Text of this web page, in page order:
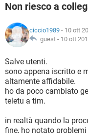
INSTAGRAM
TIKTOK
HARDWARE
INSTAGRAM
TIKTOK
HARDWARE
COVID-19
INTRATTENIMENTO
iOS
INSTAGRAM
TIKTOK
HARDWARE
COVID-19
INTRATTENIMENTO
iOS
INSTAGRAM
TIKTOK
GLOSSARIO
COVID-19
INTRATTENIMENTO
iOS
TIKTOK
Non riesco a
ciccio1989 - 10 ott
guest - 10 ott
Salve utenti.
sono appena iscritto e
altamente affidabile.
ho da poco cambiato
teletu a tim.
in realtà quando la
fine, ho notato